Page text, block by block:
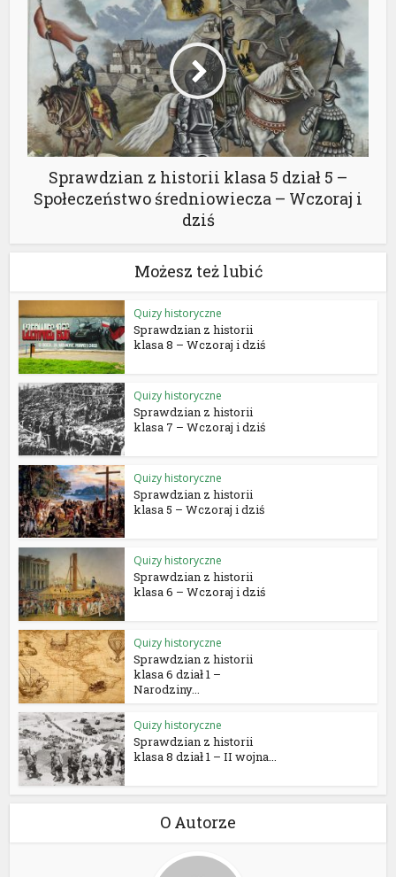
Sprawdzian z historii klasa 5 dział 5 –
Społeczeństwo średniowiecza – Wczoraj i
dziś
Możesz też lubić
Quizy historyczne
Sprawdzian z historii
klasa 8 – Wczoraj i dziś
Quizy historyczne
Sprawdzian z historii
klasa 7 – Wczoraj i dziś
Quizy historyczne
Sprawdzian z historii
klasa 5 – Wczoraj i dziś
Quizy historyczne
Sprawdzian z historii
klasa 6 – Wczoraj i dziś
Quizy historyczne
Sprawdzian z historii
klasa 6 dział 1 –
Narodziny...
Quizy historyczne
Sprawdzian z historii
klasa 8 dział 1 – II wojna...
O Autorze